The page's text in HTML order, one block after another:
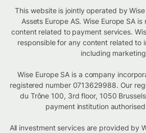
This website is jointly operated by
Assets Europe AS. Wise Europe SA
content related to payment services.
responsible for any content related to
including
Wise Europe SA is a company
registered number 0713629988. Our
du Trône 100, 3rd floor, 1050
payment institution
All investment services are provided by